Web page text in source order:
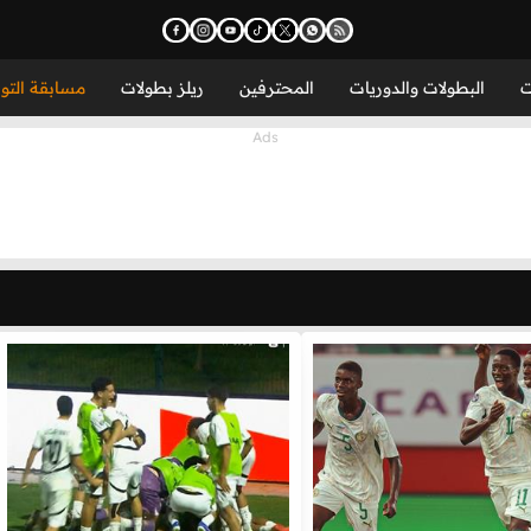
البطولات والدوريات المحترفين ريلز بطولات مسابقة